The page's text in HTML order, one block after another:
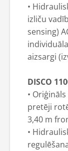
•
izliču
sensing)
aizsargi
DISCO
•
pretēji
3,40 m
•